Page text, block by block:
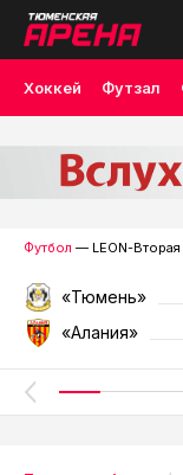
Хоккей Футзал
Футбол — LEON-Вторая
«Тюмень»
«Алания»